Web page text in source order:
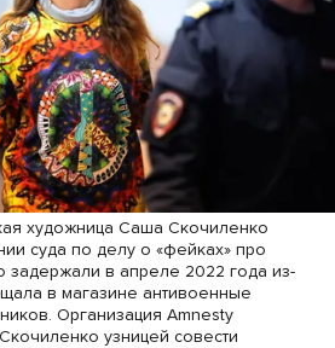
художница Саша Скочиленко
суда по делу о «фейках» про
в апреле 2022 года из-
в магазине антивоенные
Организация Amnesty
Скочиленко узницей совести